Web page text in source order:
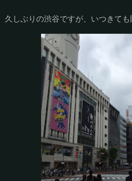
久しぶりの渋谷ですが、いつきても